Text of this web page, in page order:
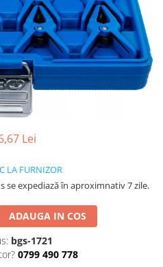
Lei
LA FURNIZOR
se expediază în aproximnativ 7 zile.
ADAUGA IN COS
bgs-1721
0799 490 778